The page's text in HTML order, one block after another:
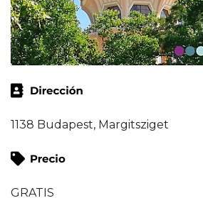
1138 Budapest, Margitsziget
GRATIS